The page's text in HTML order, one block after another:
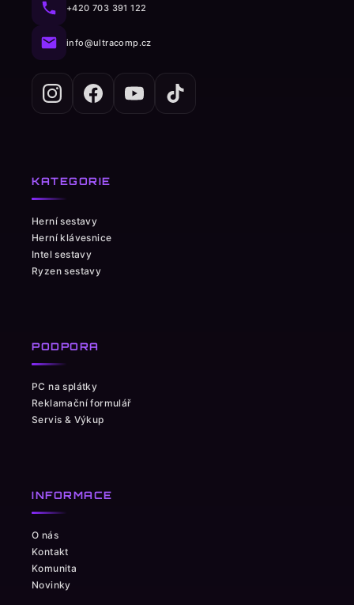
+420 703 391 122
info@ultracomp.cz
KATEGORIE
Herní sestavy
Herní klávesnice
Intel sestavy
Ryzen sestavy
PODPORA
PC na splátky
Reklamační formulář
Servis & Výkup
INFORMACE
O nás
Kontakt
Komunita
Novinky